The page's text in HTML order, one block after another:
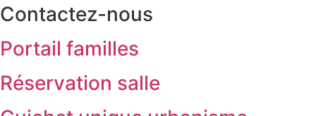
Contactez-nous
Portail familles
Réservation salle